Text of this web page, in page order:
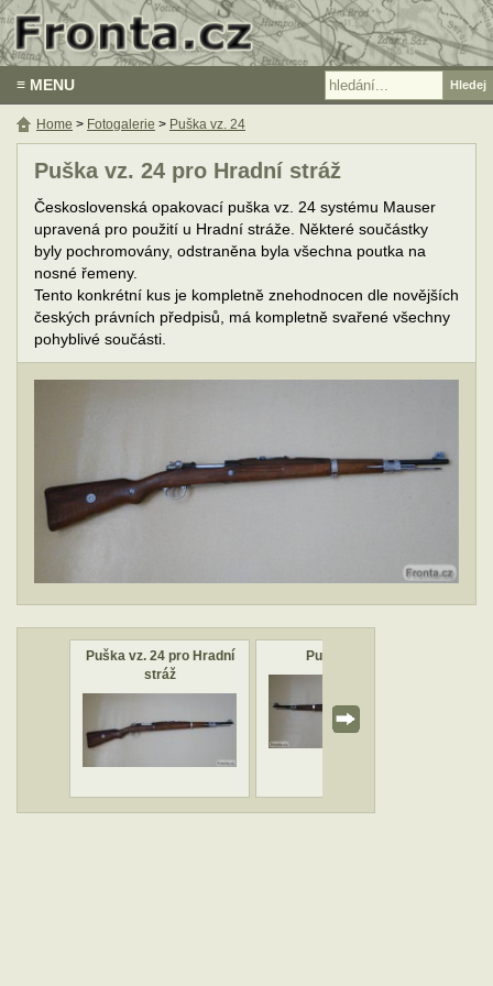
≡ MENU
Puška vz. 24 pro Hradní stráž
Československá opakovací puška vz. 24 systému Mauser
upravená pro použití u Hradní stráže. Některé součástky
byly pochromovány, odstraněna byla všechna poutka na
nosné řemeny.
Tento konkrétní kus je kompletně znehodnocen dle novějších
českých právních předpisů, má kompletně svařené všechny
pohyblivé součásti.
Puška vz. 24 pro Hradní
stráž
Puška vz. 24
Home > Fotogalerie > Puška vz. 24